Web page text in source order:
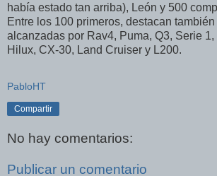
había estado tan arriba), León y 500
Entre los 100 primeros, destacan
alcanzadas por Rav4, Puma, Q3, Serie
Hilux, CX-30, Land Cruiser y L200.
PabloHT
Compartir
No hay comentarios:
Publicar un comentario